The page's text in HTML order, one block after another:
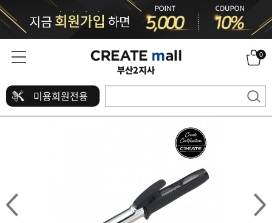
0
미용회원전용